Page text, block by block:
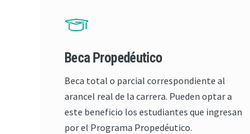
Beca Propedéutico
Beca total o parcial correspondiente al
arancel real de la carrera. Pueden optar a
este beneficio los estudiantes que ingresan
por el Programa Propedéutico.